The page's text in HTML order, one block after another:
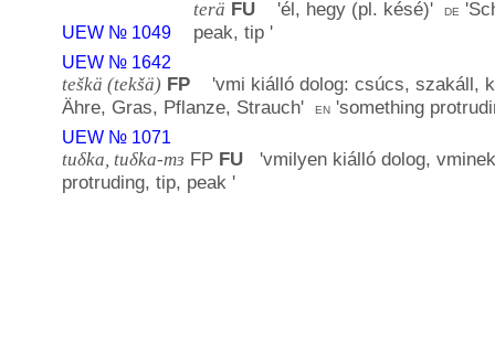
UEW № 1049
terä FU 'él, hegy (pl. késé)' de '
peak, tip '
UEW № 1642
teškä (tekšä) FP 'vmi kiálló dolog: csúcs, szakáll,
Ähre, Gras, Pflanze, Strauch' en 'something
UEW № 1071
tuδ̕ka, tuδ̕ka-mɜ FP FU 'vmilyen kiálló dolog,
protruding, tip, peak '